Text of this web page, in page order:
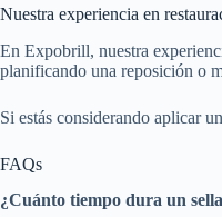
Nuestra experiencia en
En Expobrill, nuestra
planificando una reposición o
Si estás considerando aplicar
FAQs
¿Cuánto tiempo dura un